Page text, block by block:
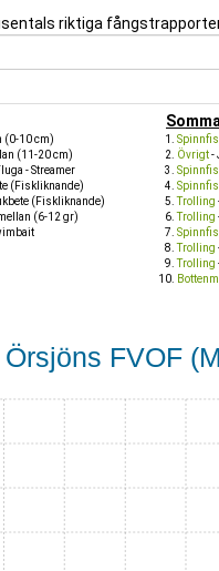
riktiga
(0-10 cm)
(11-20 cm)
- Streamer
(Fiskliknande)
(Fiskliknande)
(6-12 gr)
Övrigt-
Trolling
Trolling
Trolling
Trolling
FVOF